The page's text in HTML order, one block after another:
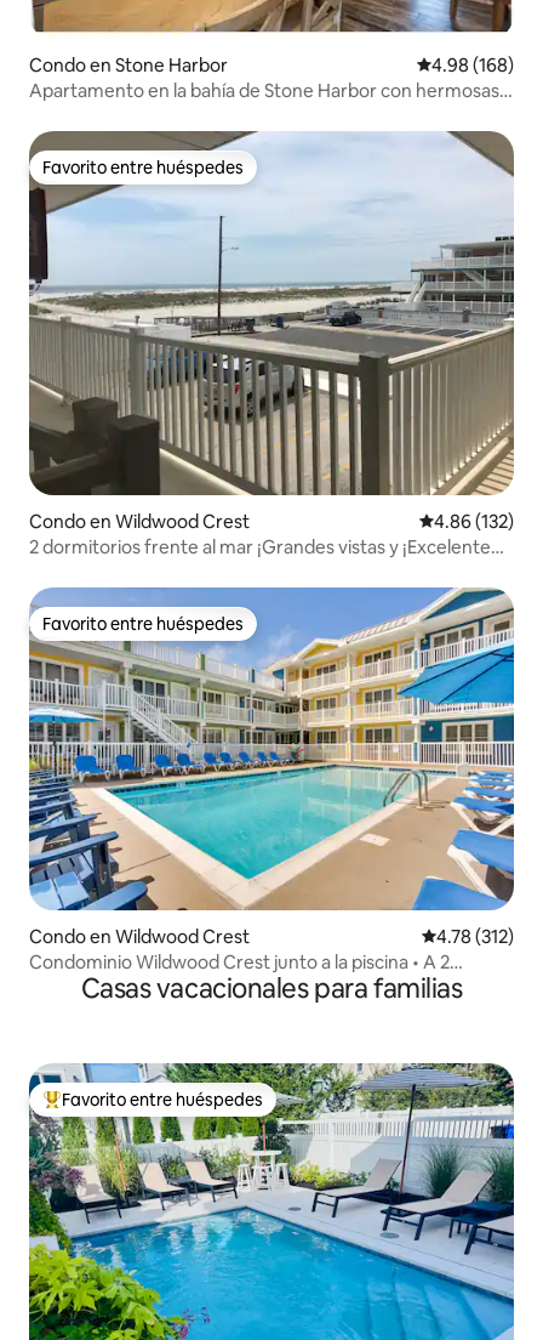
Condo en Stone Harbor Calificación
4.98 (168)
Apartamento en la bahía de Stone Harbor con hermosas
Favorito entre huéspedes
Favorito entre huéspedes
Condo en Wildwood Crest Calificación
4.86 (132)
2 dormitorios frente al mar ¡Grandes vistas y ¡Excelente
Favorito entre huéspedes
Favorito entre huéspedes
Condo en Wildwood Crest Calificación
4.78 (312)
Condominio Wildwood Crest junto a la piscina • A 2
cuadras de la playa
Casas vacacionales para familias
Favorito entre huéspedes preferido
Favorito entre huéspedes